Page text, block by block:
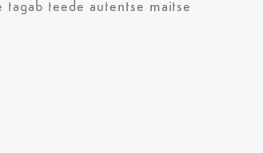
teede autentse maitse